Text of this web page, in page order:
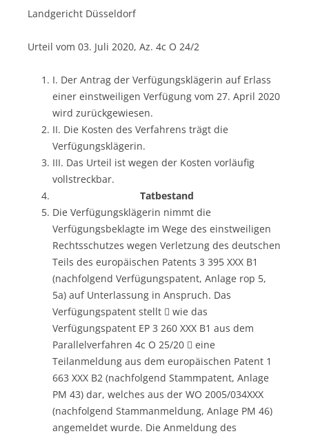
Landgericht Düsseldorf
Urteil vom 03. Juli 2020, Az. 4c O 24/2
I. Der Antrag der Verfügungsklägerin auf Erlass
einer einstweiligen Verfügung vom 27. April 2020
wird zurückgewiesen.
II. Die Kosten des Verfahrens trägt die
Verfügungsklägerin.
III. Das Urteil ist wegen der Kosten vorläufig
vollstreckbar.
Tatbestand
Die Verfügungsklägerin nimmt die
Verfügungsbeklagte im Wege des einstweiligen
Rechtsschutzes wegen Verletzung des deutschen
Teils des europäischen Patents 3 395 XXX B1
(nachfolgend Verfügungspatent, Anlage rop 5,
5a) auf Unterlassung in Anspruch. Das
Verfügungspatent stellt  wie das
Verfügungspatent EP 3 260 XXX B1 aus dem
Parallelverfahren 4c O 25/20  eine
Teilanmeldung aus dem europäischen Patent 1
663 XXX B2 (nachfolgend Stammpatent, Anlage
PM 43) dar, welches aus der WO 2005/034XXX
(nachfolgend Stammanmeldung, Anlage PM 46)
angemeldet wurde. Die Anmeldung des